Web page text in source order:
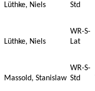
Lüthke, Niels
Std
Lüthke, Niels
WR-S-
Lat
Massold, Stanislaw
WR-S-
Std